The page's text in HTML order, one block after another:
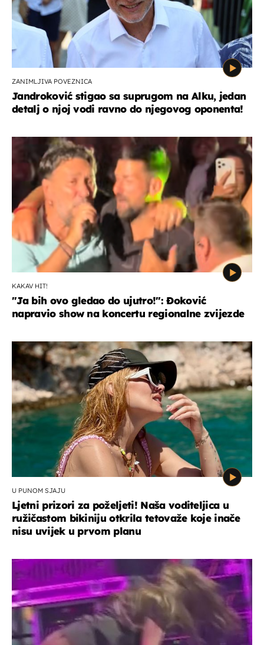
ZANIMLJIVA POVEZNICA
Jandroković stigao sa suprugom na Alku, jedan
detalj o njoj vodi ravno do njegovog oponenta!
KAKAV HIT!
"Ja bih ovo gledao do ujutro!": Đoković
napravio show na koncertu regionalne zvijezde
U PUNOM SJAJU
Ljetni prizori za poželjeti! Naša voditeljica u
ružičastom bikiniju otkrila tetovaže koje inače
nisu uvijek u prvom planu